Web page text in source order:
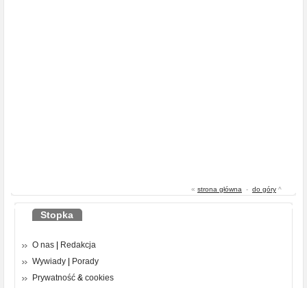
« strona główna - do góry ^
Stopka
O nas
Redakcja
Wywiady
Porady
Prywatność & cookies